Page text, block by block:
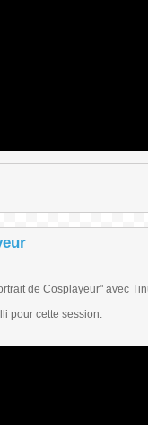
de Cosplayeur" avec
pour cette session.